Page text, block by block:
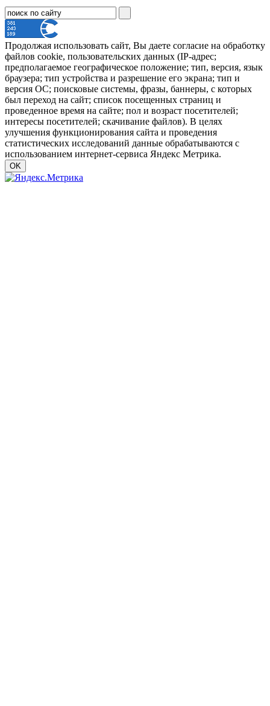
Продолжая использовать сайт, Вы даете согласие на обработку
файлов cookie, пользовательских данных (IP-адрес;
предполагаемое географическое положение; тип, версия, язык
браузера; тип устройства и разрешение его экрана; тип и
версия ОС; поисковые системы, фразы, баннеры, с которых
был переход на сайт; список посещенных страниц и
проведенное время на сайте; пол и возраст посетителей;
интересы посетителей; скачивание файлов). В целях
улучшения функционирования сайта и проведения
статистических исследований данные обрабатываются с
использованием интернет-сервиса Яндекс Метрика.
OK